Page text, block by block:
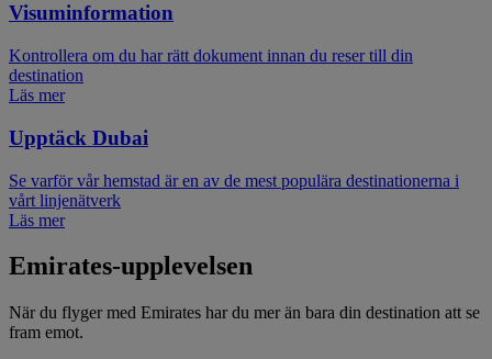
Visuminformation
Kontrollera om du har rätt dokument innan du reser till din
destination
Läs mer
Upptäck Dubai
Se varför vår hemstad är en av de mest populära destinationerna i
vårt linjenätverk
Läs mer
Emirates-upplevelsen
När du flyger med Emirates har du mer än bara din destination att se
fram emot.